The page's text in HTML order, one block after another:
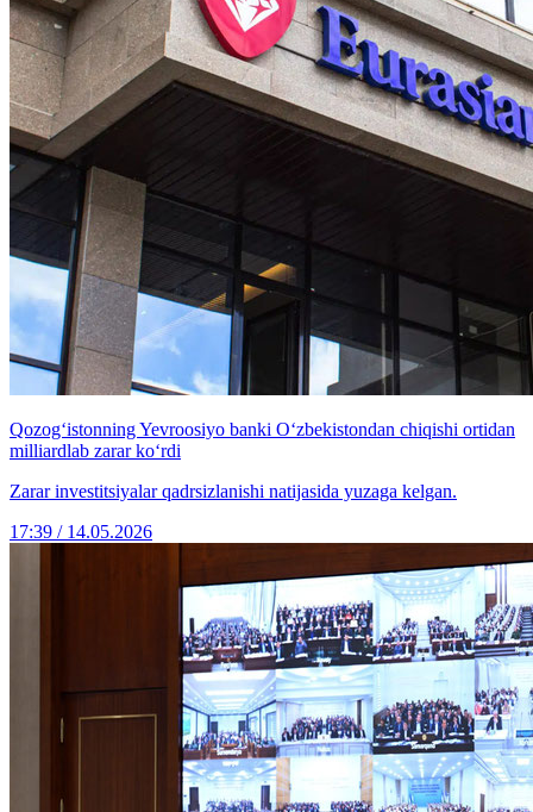
Qozog‘istonning Yevroosiyo banki O‘zbekistondan chiqishi ortidan
milliardlab zarar ko‘rdi
Zarar investitsiyalar qadrsizlanishi natijasida yuzaga kelgan.
17:39 / 14.05.2026